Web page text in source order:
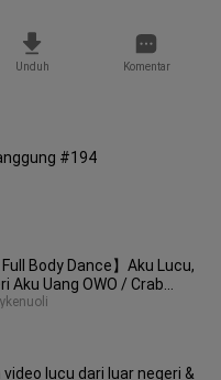
Unduh Komentar
#194
Full Body Dance】Aku Lucu,
Aku Uang OWO / Crab
Gaya Bebas》
video lucu dari luar negeri &